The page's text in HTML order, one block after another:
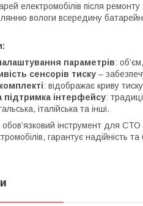
електромобілів після
вологи всередину
параметрів:
сенсорів тиску –
: відображає криву
підтримка інтерфейсу:
італійська та інші.
обов’язковий інструмент для
гарантує надійність